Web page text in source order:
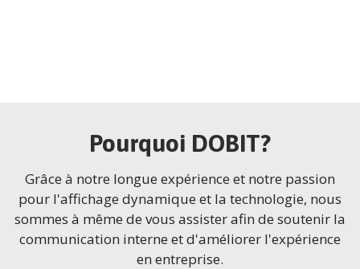
Pourquoi DOBIT?
Grâce à notre longue expérience et notre passion
pour l'affichage dynamique et la technologie, nous
sommes à même de vous assister afin de soutenir la
communication interne et d'améliorer l'expérience
en entreprise.